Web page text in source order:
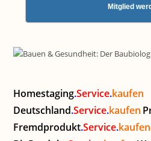
Mitglied
Homestaging.Service.kaufen
Deutschland.Service.kaufen
Fremdprodukt.Service.kaufen